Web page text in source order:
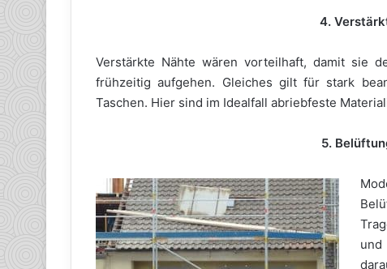
4.
Verstärkte Nähte wären vorteilhaft, damit sie
frühzeitig aufgehen. Gleiches gilt für stark
Taschen. Hier sind im Idealfall abriebfeste
5.